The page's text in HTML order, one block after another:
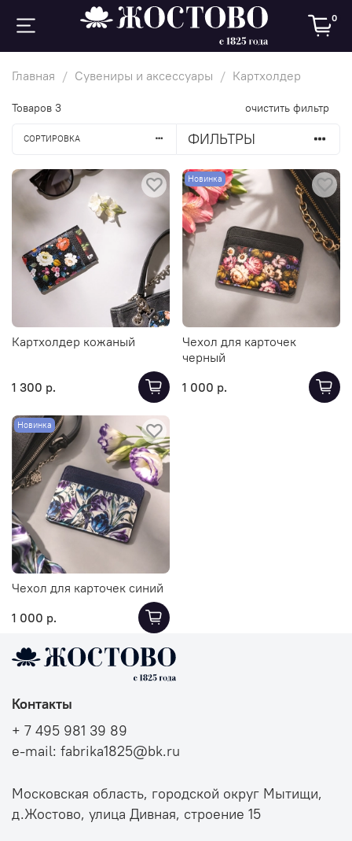
0
Главная Сувениры и аксессуары Картхолдер
Товаров 3 очистить фильтр
СОРТИРОВКА ФИЛЬТРЫ
Картхолдер кожаный
1 300 р.
Новинка
Чехол для карточек
черный
1 000 р.
Новинка
Чехол для карточек синий
1 000 р.
Контакты
+ 7 495 981 39 89
e-mail: fabrika1825@bk.ru
Московская область, городской округ Мытищи,
д.Жостово, улица Дивная, строение 15